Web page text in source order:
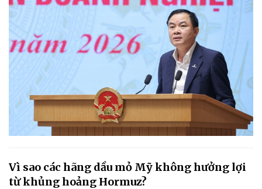
Vì sao các hãng dầu mỏ Mỹ không hưởng lợi
từ khủng hoảng Hormuz?